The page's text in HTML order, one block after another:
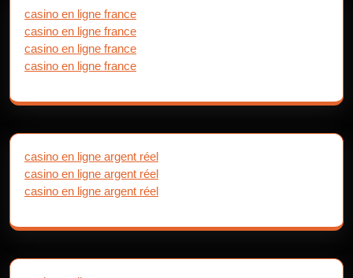
casino en ligne france
casino en ligne france
casino en ligne france
casino en ligne france
casino en ligne argent réel
casino en ligne argent réel
casino en ligne argent réel